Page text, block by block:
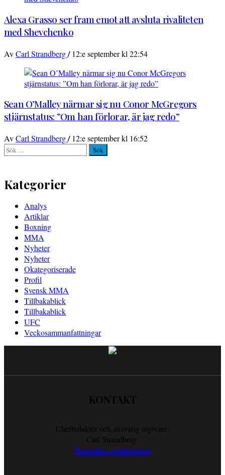
Alexa Grasso ser fram emot att avsluta rivaliteten
med Shevchenko
AvCarl Strandberg/ 12:e september kl 22:54
Sean O’Malley närmar sig nu Conor McGregors
stjärnstatus: ”Om han förlorar, är jag redo”
AvCarl Strandberg/ 12:e september kl 16:52
Sök
efter:
Kategorier
Analys
Artiklar
Boxning
MMA
Nyheter
Nyheter
Okategoriserade
Profil
Svensk MMA
Tillbakablick
Tillbakablick
UFC
Veckosammanfattningar
KONTAKT
Chefredaktör och ansvarig utgivare:
Carl Strandberg.
Kontakta redaktionen